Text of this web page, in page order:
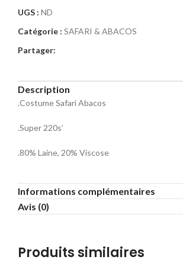
Sélectionnez la taille pour
Taille Costume
46
52 54
UGS : ND
Catégorie : SAFARI & ABACOS
Partager:
Description
.Costume Safari Abacos
.Super 220s’
.80% Laine, 20% Viscose
Informations complémentaires
Avis (0)
Produits similaires